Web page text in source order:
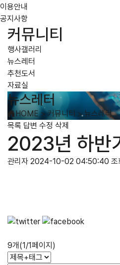
이용안내
공지사항
커뮤니티
행사갤러리
뉴스레터
추천도서
자료실
뉴스레터
HOME>커뮤니티 >뉴스레터
목록 답변 수정 삭제
2023년 하반
관리자 2024-10-02 04:50:40
9개(1/1페이지)